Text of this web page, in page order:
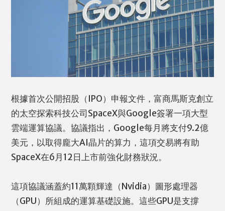
Facebook Twitter Line
WhatsApp Email Print
根據首次公開招股（IPO）申報文件，富商馬斯克創立
的太空探索科技公司SpaceX與Google簽署一項大型
雲端運算協議。協議指出，Google每月將支付9.2億
美元，以取得龐大AI晶片的算力，這項交易將有助
SpaceX在6月12日上市前強化財務狀況。
這項協議涵蓋約11萬顆輝達（Nvidia）圖形處理器
（GPU）所組成的運算基礎設施。這些GPU是支撐